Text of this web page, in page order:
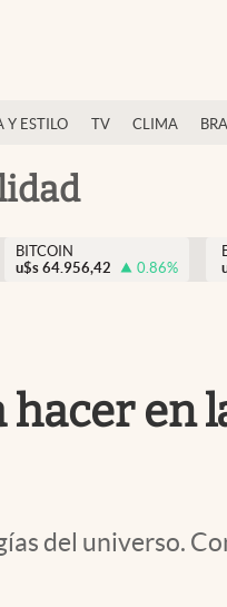
Y ESTILO TV CLIMA
BITCOIN
u$s 64.956,42 0.86%
hacer en
del universo.